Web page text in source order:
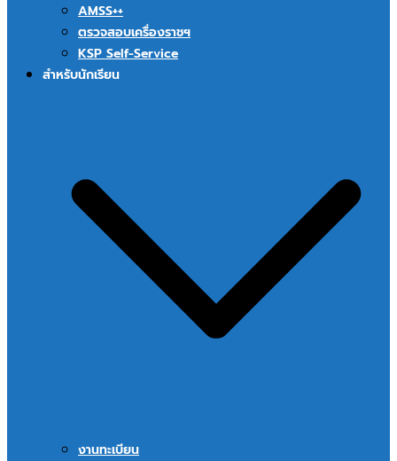
AMSS++
ตรวจสอบเครื่องราชฯ
KSP Self-Service
สำหรับนักเรียน
งานทะเบียน